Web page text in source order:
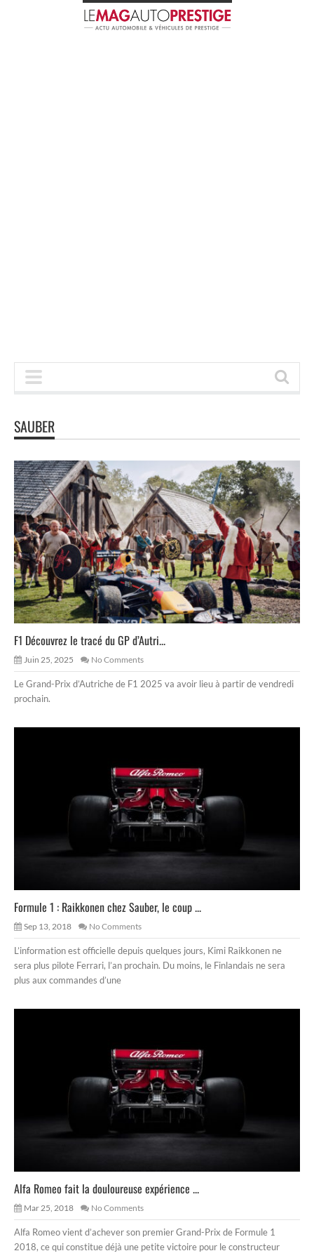
SAUBER
F1 Découvrez le tracé du GP d’Autri...
Juin 25, 2025 No Comments
Le Grand-Prix d’Autriche de F1 2025 va avoir lieu à partir de vendredi
prochain.
Formule 1 : Raikkonen chez Sauber, le coup ...
Sep 13, 2018 No Comments
L’information est officielle depuis quelques jours, Kimi Raikkonen ne
sera plus pilote Ferrari, l’an prochain. Du moins, le Finlandais ne sera
plus aux commandes d’une
Alfa Romeo fait la douloureuse expérience ...
Mar 25, 2018 No Comments
Alfa Romeo vient d’achever son premier Grand-Prix de Formule 1
2018, ce qui constitue déjà une petite victoire pour le constructeur